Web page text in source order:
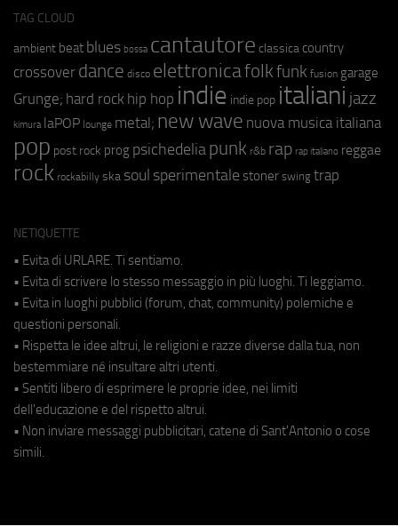
TAG CLOUD
ambient beat blues bossa cantautore classica country
crossover dance disco elettronicafolkfunk fusion garage
Grunge; hard rock hip hop indie indie pop italiani jazz
kimura laPOP lounge metal; new wave nuova musica italiana
pop post rock prog psichedeliapunk r&b rap rap italiano reggae
rock rockabilly ska soul sperimentale stoner swing trap
NETIQUETTE
• Evita di URLARE. Ti sentiamo.
• Evita di scrivere lo stesso messaggio in più luoghi. Ti leggiamo.
• Evita in luoghi pubblici (forum, chat, community) polemiche e
questioni personali.
• Rispetta le idee altrui, le religioni e razze diverse dalla tua, non
bestemmiare né insultare altri utenti.
• Sentiti libero di esprimere le proprie idee, nei limiti
dell'educazione e del rispetto altrui.
• Non inviare messaggi pubblicitari, catene di Sant'Antonio o cose
simili.